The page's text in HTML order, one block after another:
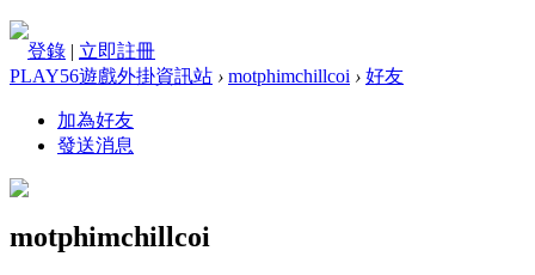
登錄 | 立即註冊
PLAY56遊戲外掛資訊站 › motphimchillcoi › 好友
加為好友
發送消息
motphimchillcoi